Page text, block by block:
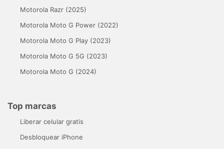
Motorola Razr (2025)
Motorola Moto G Power (2022)
Motorola Moto G Play (2023)
Motorola Moto G 5G (2023)
Motorola Moto G (2024)
Top marcas
Liberar celular gratis
Desbloquear iPhone